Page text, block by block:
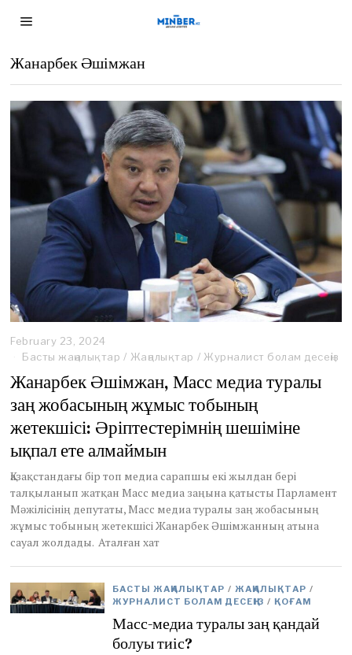
Жанарбек Әшімжан
February 23, 2024
e
r
a
r
y
2
,
2
0
2
4
Басты жаңалықтар / Жаңалықтар / Журналист болам десеңіз
Жанарбек Әшімжан, Масс медиа туралы
заң жобасының жұмыс тобының
жетекшісі: Әріптестерімнің шешіміне
ықпал ете алмаймын
Қазақстандағы бір топ медиа сарапшы екі жылдан бері
талқыланып жатқан Масс медиа заңына қатысты Парламент
Мәжілісінің депутаты, Масс медиа туралы заң жобасының
жұмыс тобының жетекшісі Жанарбек Әшімжанның атына
сауал жолдады. Аталған хат
БАСТЫ ЖАҢАЛЫҚТАР / ЖАҢАЛЫҚТАР /
ЖУРНАЛИСТ БОЛАМ ДЕСЕҢІЗ / ҚОҒАМ
Масс-медиа туралы заң қандай
болуы тиіс?